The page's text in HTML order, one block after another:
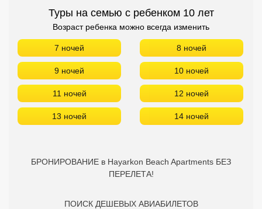
Туры на семью с ребенком 10 лет
Возраст ребенка можно всегда изменить
7 ночей 8 ночей
9 ночей 10 ночей
11 ночей 12 ночей
13 ночей 14 ночей
БРОНИРОВАНИЕ в Hayarkon Beach Apartments БЕЗ
ПЕРЕЛЕТА!
ПОИСК ДЕШЕВЫХ АВИАБИЛЕТОВ
Сетевые отели Вьетнама
Сетевые отели Мальдив
Сетевые отели Бали
Сетевые отели Сейшел
Сетевые отели Маврикия